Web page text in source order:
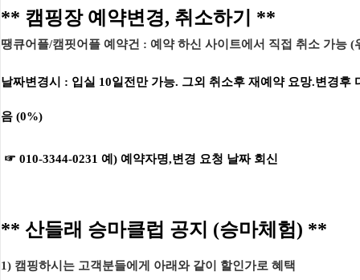
** 캠핑장 예약변경, 취소하기 **
땡큐어플/캠핏어플 예약건 : 예약 하신 사이트에서 직접 취소 가능 (
날짜변경시 : 입실 10일전만 가능. 그외 취소후 재예약 요망.변경후
음 (0%)
☞ 010-3344-0231 예) 예약자명,변경 요청 날짜 회신
** 산들래 승마클럽 공지 (승마체험) **
1) 캠핑하시는 고객분들에게 아래와 같이 할인가로 혜택
2026년 학생승마 모집 시간표 안내 및 접수 입금 안내문-수원시-주말반